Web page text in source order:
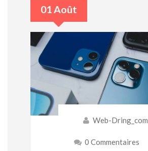
01 Août
Web-Dring_com
0 Commentaires